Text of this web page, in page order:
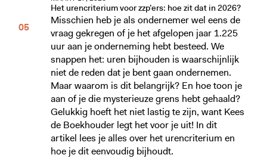
Het urencriterium voor zzp’ers: hoe zit dat in 2026?
Misschien heb je als ondernemer wel eens de
vraag gekregen of je het afgelopen jaar 1.225
uur aan je onderneming hebt besteed. We
snappen het: uren bijhouden is waarschijnlijk
niet de reden dat je bent gaan ondernemen.
Maar waarom is dit belangrijk? En hoe toon je
aan of je die mysterieuze grens hebt gehaald?
Gelukkig hoeft het niet lastig te zijn, want Kees
de Boekhouder legt het voor je uit! In dit
artikel lees je alles over het urencriterium en
hoe je dit eenvoudig bijhoudt.